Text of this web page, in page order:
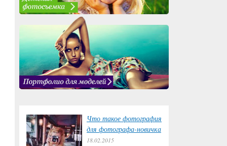
Что такое фотография
для фотографа-новичка
18.02.2015